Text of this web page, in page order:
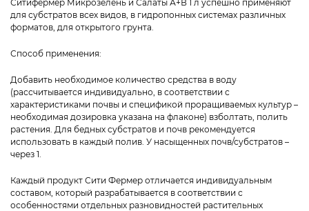
Ситифермер Микрозелень и Салаты А+В 1 л успешно применяют
для субстратов всех видов, в гидропонных системах различных
форматов, для открытого грунта.
Способ применения:
Добавить необходимое количество средства в воду
(рассчитывается индивидуально, в соответствии с
характеристиками почвы и спецификой проращиваемых культур –
необходимая дозировка указана на флаконе) взболтать, полить
растения. Для бедных субстратов и почв рекомендуется
использовать в каждый полив. У насыщенных почв/субстратов –
через 1.
Каждый продукт Сити Фермер отличается индивидуальным
составом, который разрабатывается в соответствии с
особенностями отдельных разновидностей растительных